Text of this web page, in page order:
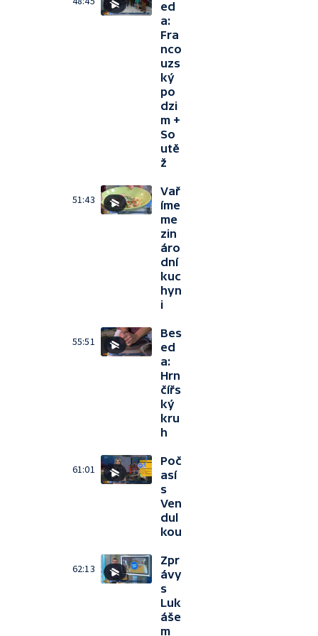
ed
a:
Fra
nco
uzs
ký
po
dzi
m +
So
utě
ž
51:43
Vař
íme
me
zin
áro
dní
kuc
hyn
i
55:51
Bes
ed
a:
Hrn
čířs
ký
kru
h
61:01
Poč
así
s
Ven
dul
kou
62:13
Zpr
ávy
s
Luk
áše
m